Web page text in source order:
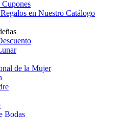
Cupones
en Nuestro Catálogo
de la Mujer
Bodas